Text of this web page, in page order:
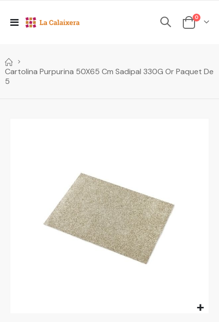
Toggle
Cesta
0elements
Cartolina Purpurina 50X65 Cm Sadipal 330G Or Paquet De
5